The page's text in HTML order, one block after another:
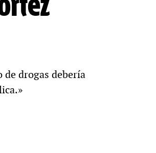
de drogas debería